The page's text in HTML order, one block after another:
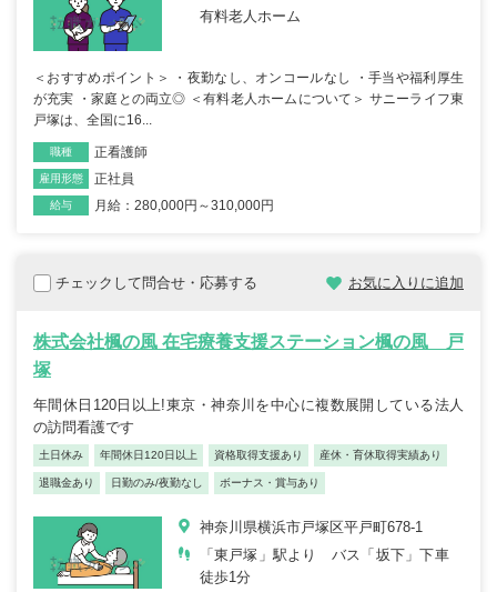
有料老人ホーム
＜おすすめポイント＞ ・夜勤なし、オンコールなし ・手当や福利厚生
が充実 ・家庭との両立◎ ＜有料老人ホームについて＞ サニーライフ東
戸塚は、全国に16...
職種 正看護師
雇用形態 正社員
給与 月給：280,000円～310,000円
チェックして問合せ・応募する お気に入りに追加
株式会社楓の風 在宅療養支援ステーション楓の風 戸
塚
年間休日120日以上!東京・神奈川を中心に複数展開している法人
の訪問看護です
土日休み 年間休日120日以上 資格取得支援あり 産休・育休取得実績あり
退職金あり 日勤のみ/夜勤なし ボーナス・賞与あり
神奈川県横浜市戸塚区平戸町678-1
「東戸塚」駅より バス「坂下」下車
徒歩1分